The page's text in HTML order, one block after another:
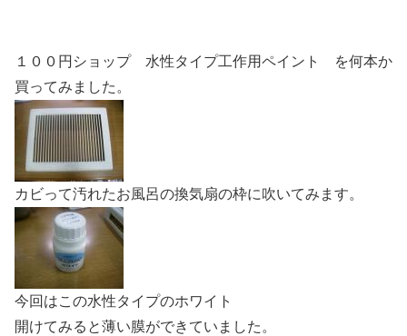
１００円ショップ 水性タイプ工作用ペイント を何本か
買ってみました。
カビって汚れたお風呂の換気扇の枠に吹いてみます。
今回はこの水性タイプのホワイト
開けてみると薄い膜ができていました。